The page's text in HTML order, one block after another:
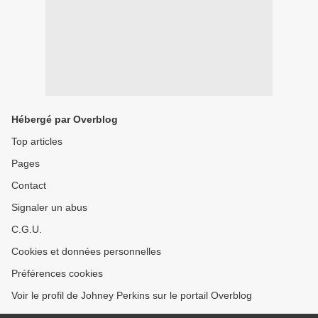
Hébergé par Overblog
Top articles
Pages
Contact
Signaler un abus
C.G.U.
Cookies et données personnelles
Préférences cookies
Voir le profil de Johney Perkins sur le portail Overblog